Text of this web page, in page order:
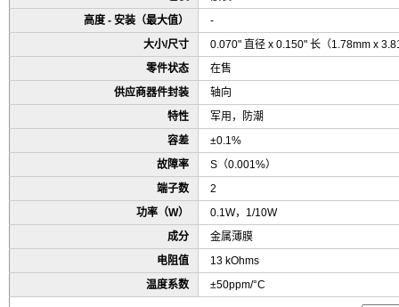
高度 - 安装（最大值）
-
大小/尺寸
0.070" 直径 x 0.150" 长（1.78mm x
零件状态
在售
供应商器件封装
轴向
特性
军用，防潮
容差
±0.1%
故障率
S（0.001%）
端子数
2
功率（W）
0.1W，1/10W
成分
金属薄膜
电阻值
13 kOhms
温度系数
±50ppm/°C